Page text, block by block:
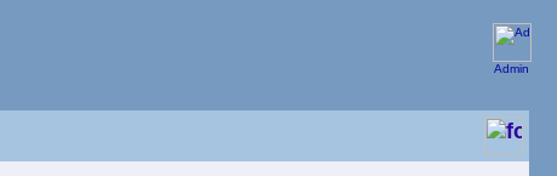
Admin